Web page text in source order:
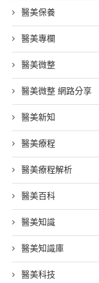
醫美保養
醫美專欄
醫美微整
醫美微整 網路分享
醫美新知
醫美療程
醫美療程解析
醫美百科
醫美知識
醫美知識庫
醫美科技